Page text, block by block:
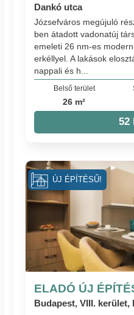
Dankó utca
Józsefváros megújuló
ben átadott vadonatúj
emeleti 26 nm-es
erkéllyel. A lakások
nappali és h...
Belső terület
26 m²
52
ELADÓ ÚJ
Budapest, VIII. kerület,
ÚJ ÉPÍTÉSŰ!